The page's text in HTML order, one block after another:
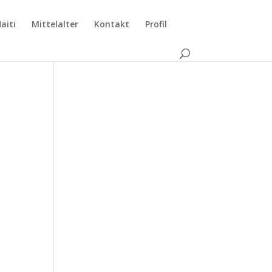
Mittelalter Kontakt Profil